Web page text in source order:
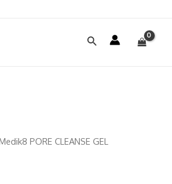
Αναζήτηση
PORE CLEANSE GEL